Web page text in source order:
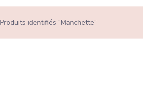
Produits identifiés “Manchette”